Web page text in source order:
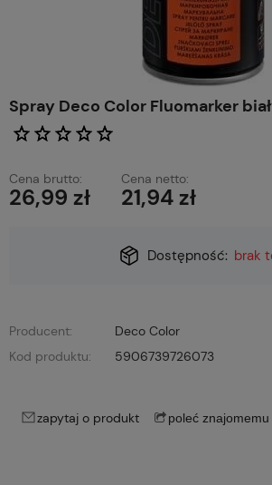
Spray Deco Color Fluomarker
Cena brutto:
26,99 zł
Cena netto:
21,94 zł
Dostępność: brak
Producent:
Deco Color
Kod produktu:
5906739726073
zapytaj o produkt poleć znajomemu